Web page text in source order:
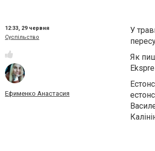
12:33, 29 червня
Суспільство
Ефименко Анастасия
У
Як